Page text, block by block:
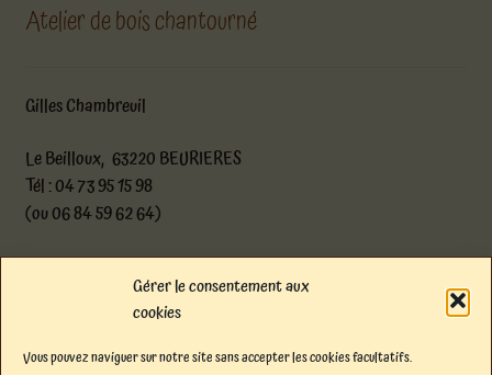
Gérer le consentement aux
cookies
Vous pouvez naviguer sur notre site sans accepter les cookies facultatifs.
Atelier de bois chantourné
Gilles Chambreuil
Le Beilloux, 63220 BEURIERES
Tél : 04 73 95 15 98
(ou 06 84 59 62 64)
atelier@boischantourne.com